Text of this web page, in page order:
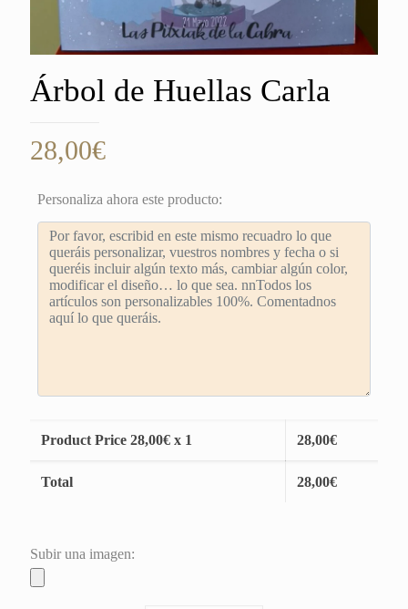
Árbol de Huellas Carla
28,00€
Personaliza ahora este producto:
Product Price 28,00€ x 1 28,00€
Total 28,00€
Subir una imagen: